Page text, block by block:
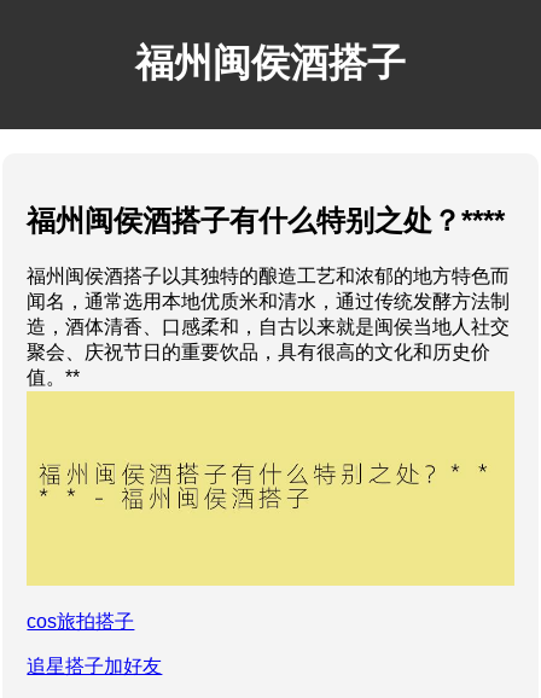
福州闽侯酒搭子
福州闽侯酒搭子有什么特别之处？****
福州闽侯酒搭子以其独特的酿造工艺和浓郁的地方特色而
闻名，通常选用本地优质米和清水，通过传统发酵方法制
造，酒体清香、口感柔和，自古以来就是闽侯当地人社交
聚会、庆祝节日的重要饮品，具有很高的文化和历史价
值。**
cos旅拍搭子
追星搭子加好友